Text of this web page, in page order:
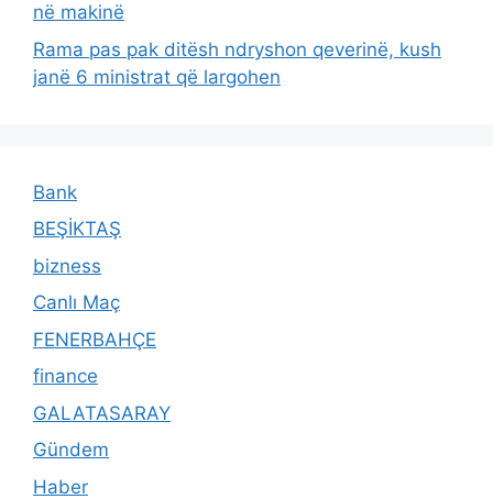
në makinë
Rama pas pak ditësh ndryshon qeverinë, kush
janë 6 ministrat që largohen
Bank
BEŞİKTAŞ
bizness
Canlı Maç
FENERBAHÇE
finance
GALATASARAY
Gündem
Haber